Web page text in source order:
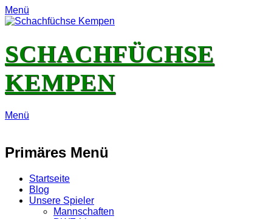
Menü
SCHACHFÜCHSE
KEMPEN
Menü
Primäres Menü
Zum
Inhalt
springen
Startseite
Blog
Unsere Spieler
Mannschaften